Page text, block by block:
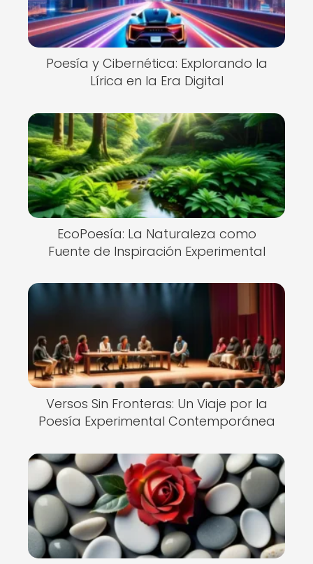
Poesía y Cibernética: Explorando la
Lírica en la Era Digital
EcoPoesía: La Naturaleza como
Fuente de Inspiración Experimental
Versos Sin Fronteras: Un Viaje por la
Poesía Experimental Contemporánea